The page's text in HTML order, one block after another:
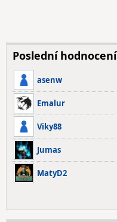
Poslední hodnocení
asenw
Emalur
Viky88
Jumas
MatyD2